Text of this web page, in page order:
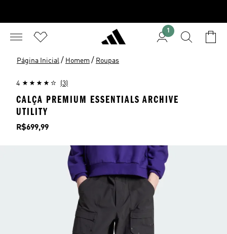
1
Página Inicial / Homem / Roupas
4 (3)
CALÇA PREMIUM ESSENTIALS ARCHIVE
UTILITY
Preço
R$699,99